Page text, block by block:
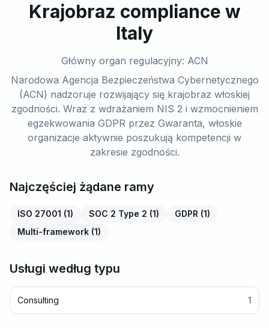
Krajobraz compliance w
Italy
Główny organ regulacyjny: ACN
Narodowa Agencja Bezpieczeństwa Cybernetycznego
(ACN) nadzoruje rozwijający się krajobraz włoskiej
zgodności. Wraz z wdrażaniem NIS 2 i wzmocnieniem
egzekwowania GDPR przez Gwaranta, włoskie
organizacje aktywnie poszukują kompetencji w
zakresie zgodności.
Najczęściej żądane ramy
ISO 27001 (1) SOC 2 Type 2 (1) GDPR (1)
Multi-framework (1)
Usługi według typu
Consulting 1